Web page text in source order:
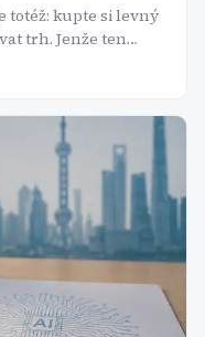
totéž: kupte si levný
trh. Jenže ten
a Berkshire drží
Jak to jde